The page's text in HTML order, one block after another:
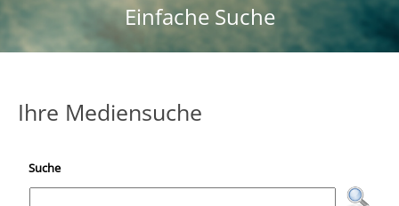
Einfache Suche
Ihre Mediensuche
Suche